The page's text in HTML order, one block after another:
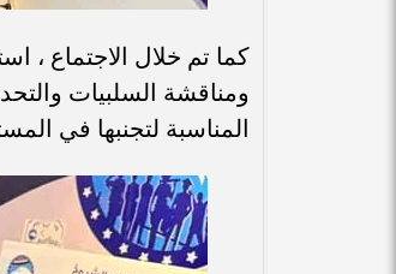
كما تم خلال الاجتماع ،
ومناقشة السلبيات
المناسبة لتجنبها في